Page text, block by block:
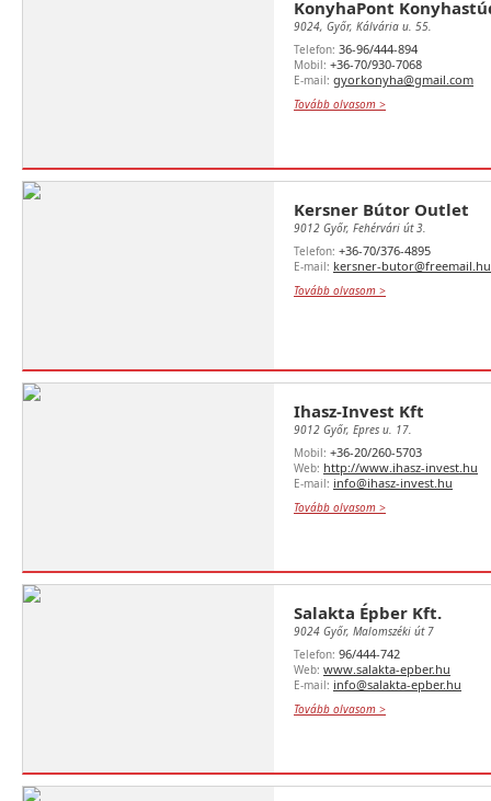
KonyhaPont
9024, Győr, Kálvária u. 55.
Telefon: 36-96/444-894
Mobil: +36-70/930-7068
E-mail: gyorkonyha@gmail.com
Tovább olvasom >
Kersner Bútor Outlet
9012 Győr, Fehérvári út 3.
Telefon: +36-70/376-4895
E-mail: kersner-butor@freemail.hu
Tovább olvasom >
Ihasz-Invest Kft
9012 Győr, Epres u. 17.
Mobil: +36-20/260-5703
Web: http://www.ihasz-invest.hu
E-mail: info@ihasz-invest.hu
Tovább olvasom >
Salakta Épber Kft.
9024 Győr, Malomszéki út 7
Telefon: 96/444-742
Web: www.salakta-epber.hu
E-mail: info@salakta-epber.hu
Tovább olvasom >